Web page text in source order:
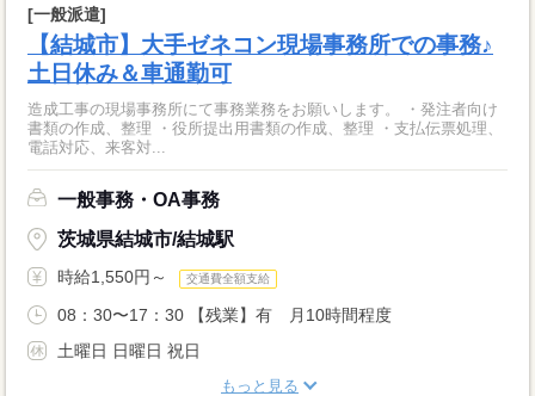
[一般派遣]
【結城市】大手ゼネコン現場事務所での事務♪
土日休み＆車通勤可
造成工事の現場事務所にて事務業務をお願いします。 ・発注者向け
書類の作成、整理 ・役所提出用書類の作成、整理 ・支払伝票処理、
電話対応、来客対...
一般事務・OA事務
茨城県結城市/結城駅
時給1,550円～ 交通費全額支給
08：30〜17：30 【残業】有 月10時間程度
土曜日 日曜日 祝日
もっと見る